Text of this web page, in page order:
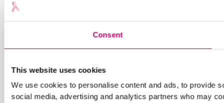
Consent
This website uses cookies
We use cookies to personalise content and ads, to provide
social media, advertising and analytics partners who may